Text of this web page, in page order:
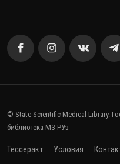
© State Scientific Medical Library.
библиотека МЗ РУз
Тессеракт Условия